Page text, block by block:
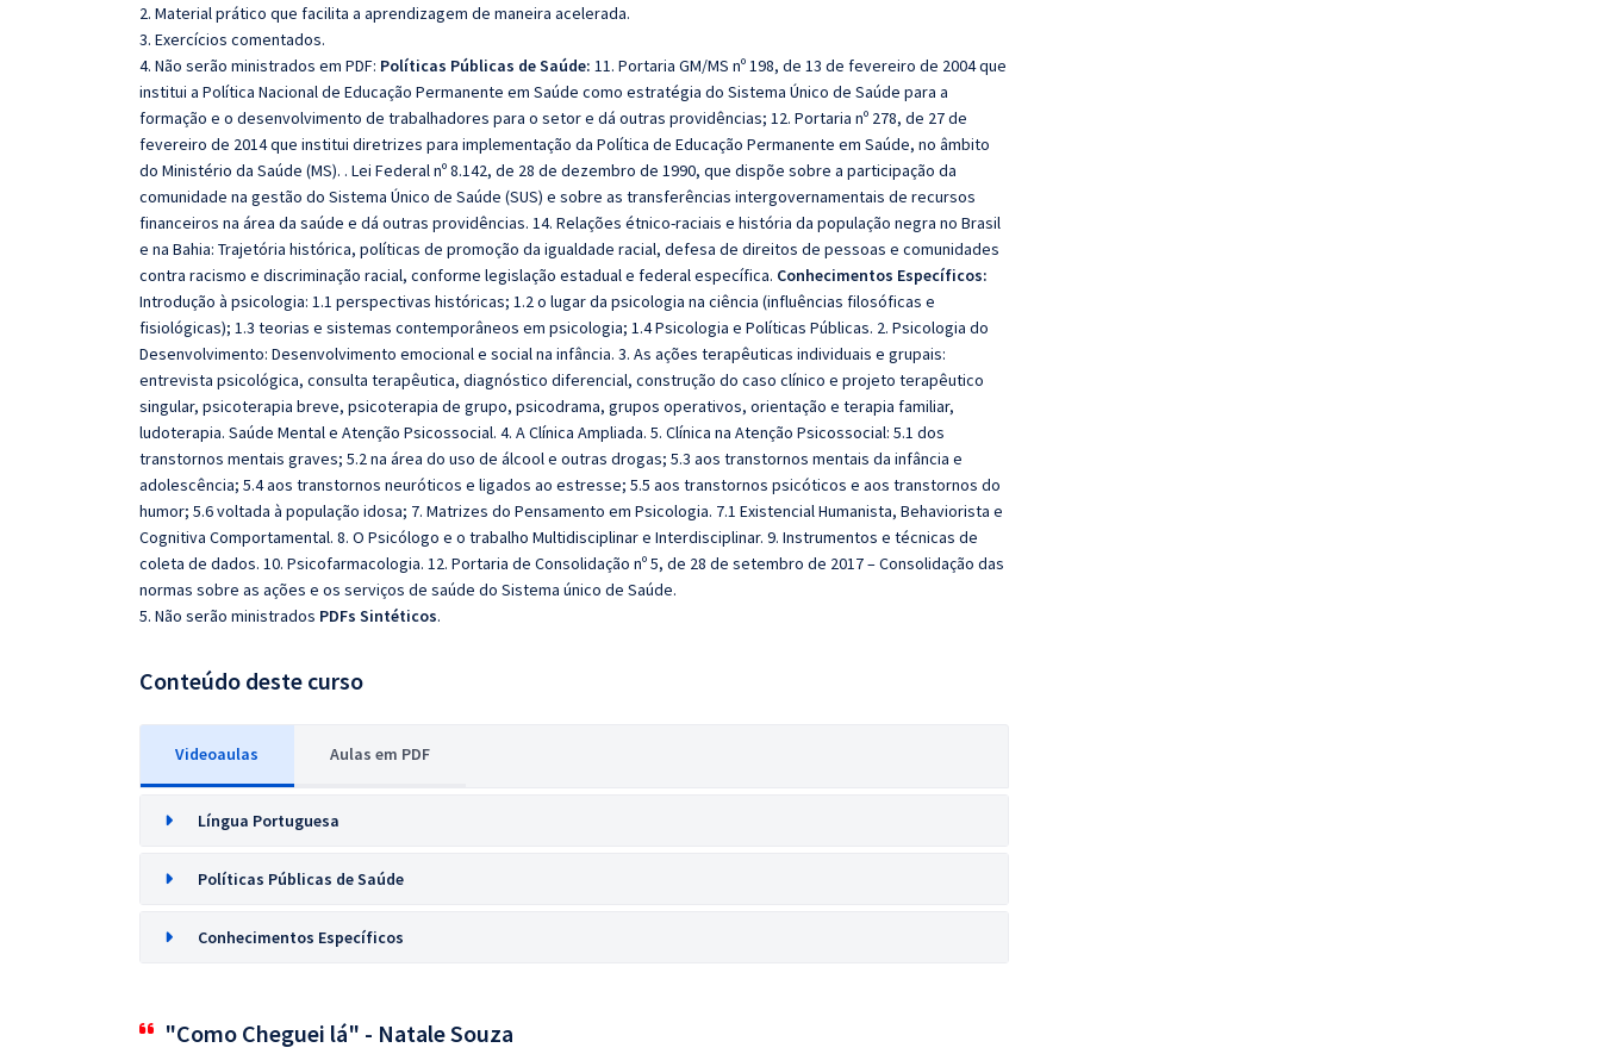
2. Material prático que facilita a aprendizagem de maneira acelerada.
3. Exercícios comentados.
4. Não serão ministrados em PDF: Políticas Públicas de Saúde: 11. Portaria GM/MS nº 198, de 13 de fevereiro de 2004 que
institui a Política Nacional de Educação Permanente em Saúde como estratégia do Sistema Único de Saúde para a
formação e o desenvolvimento de trabalhadores para o setor e dá outras providências; 12. Portaria nº 278, de 27 de
fevereiro de 2014 que institui diretrizes para implementação da Política de Educação Permanente em Saúde, no âmbito
do Ministério da Saúde (MS). . Lei Federal nº 8.142, de 28 de dezembro de 1990, que dispõe sobre a participação da
comunidade na gestão do Sistema Único de Saúde (SUS) e sobre as transferências intergovernamentais de recursos
financeiros na área da saúde e dá outras providências. 14. Relações étnico-raciais e história da população negra no Brasil
e na Bahia: Trajetória histórica, políticas de promoção da igualdade racial, defesa de direitos de pessoas e comunidades
contra racismo e discriminação racial, conforme legislação estadual e federal específica. Conhecimentos Específicos:
Introdução à psicologia: 1.1 perspectivas históricas; 1.2 o lugar da psicologia na ciência (influências filosóficas e
fisiológicas); 1.3 teorias e sistemas contemporâneos em psicologia; 1.4 Psicologia e Políticas Públicas. 2. Psicologia do
Desenvolvimento: Desenvolvimento emocional e social na infância. 3. As ações terapêuticas individuais e grupais:
entrevista psicológica, consulta terapêutica, diagnóstico diferencial, construção do caso clínico e projeto terapêutico
singular, psicoterapia breve, psicoterapia de grupo, psicodrama, grupos operativos, orientação e terapia familiar,
ludoterapia. Saúde Mental e Atenção Psicossocial. 4. A Clínica Ampliada. 5. Clínica na Atenção Psicossocial: 5.1 dos
transtornos mentais graves; 5.2 na área do uso de álcool e outras drogas; 5.3 aos transtornos mentais da infância e
adolescência; 5.4 aos transtornos neuróticos e ligados ao estresse; 5.5 aos transtornos psicóticos e aos transtornos do
humor; 5.6 voltada à população idosa; 7. Matrizes do Pensamento em Psicologia. 7.1 Existencial Humanista, Behaviorista e
Cognitiva Comportamental. 8. O Psicólogo e o trabalho Multidisciplinar e Interdisciplinar. 9. Instrumentos e técnicas de
coleta de dados. 10. Psicofarmacologia. 12. Portaria de Consolidação nº 5, de 28 de setembro de 2017 – Consolidação das
normas sobre as ações e os serviços de saúde do Sistema único de Saúde.
5. Não serão ministrados PDFs Sintéticos.
Conteúdo deste curso
Videoaulas Aulas em PDF
Língua Portuguesa
Políticas Públicas de Saúde
Conhecimentos Específicos
"Como Cheguei lá" - Natale Souza